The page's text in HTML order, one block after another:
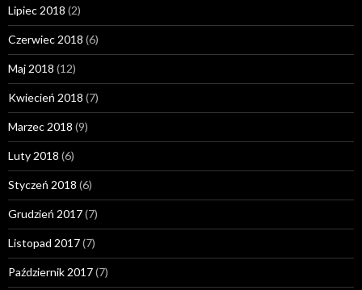
Lipiec 2018 (2)
Czerwiec 2018 (6)
Maj 2018 (12)
Kwiecień 2018 (7)
Marzec 2018 (9)
Luty 2018 (6)
Styczeń 2018 (6)
Grudzień 2017(7)
Listopad 2017(7)
Październik 2017(7)